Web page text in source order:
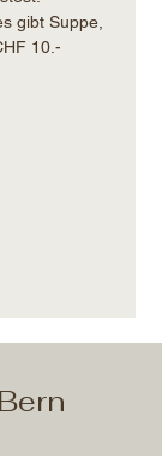
gibt Suppe,
10.-